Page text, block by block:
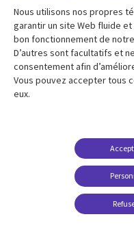
Ressources
Library
FRANCE
Articles
Points de vue
Social
Media
FRANCE
Nous utilisons nos propres
garantir un site Web fluide
bon fonctionnement de
D’autres sont facultatifs et
consentement afin
Vous pouvez accepter tous
eux.